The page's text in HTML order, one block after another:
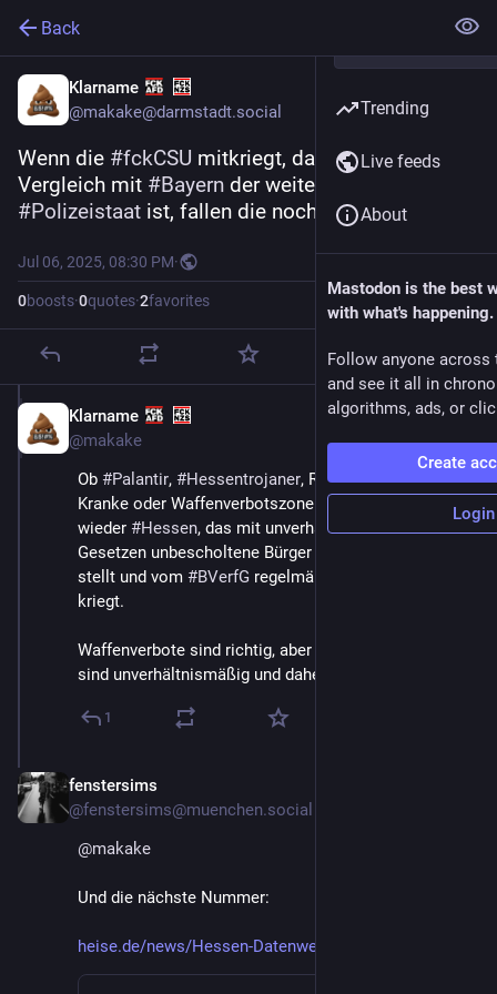
Back
Klarname
@makake@darmstadt.social
Wenn die #fckCSU mitkriegt, dass #Hessen im
Vergleich mit #Bayern
#Polizeistaat ist, fallen die noch tot um.
Jul 06, 2025, 08:30 PM·
0boosts·0quotes·2favorites
Jul 6, 2025 *
Klarname
@makake
Ob #Palantir, #Hessentrojaner, Register für psychisch
Kranke oder Waffenverbotszone ÖPNV. Es ist immer
wieder #Hessen, das mit unverhältnismäßigen
Gesetzen unbescholtene Bürger unter Generalverdacht
stellt und vom #BVerfG regelmäßig in die Fresse
kriegt.
Waffenverbote sind richtig, aber die Massenkontrollen
sind unverhältnismäßig und daher verfassungswidrig.
1
fenstersims
@fenstersims@muenchen.social
@makake
Und die nächste Nummer:
heise.de/news/Hessen-Datenweit
Trending
Live feeds
About
Mastodon is the best
with what's happening.
Follow anyone across
and see it all in
algorithms, ads, or
Create
Login